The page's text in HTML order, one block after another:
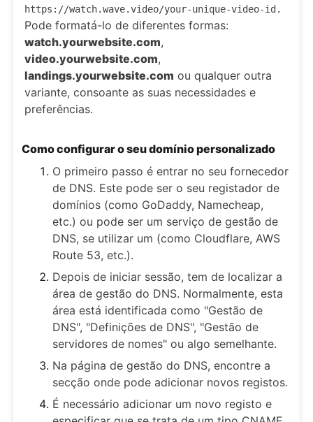
https://watch.wave.video/your-unique-video-id.
Pode formatá-lo de diferentes formas:
watch.yourwebsite.com,
video.yourwebsite.com,
landings.yourwebsite.com ou qualquer outra
variante, consoante as suas necessidades e
preferências.
Como configurar o seu domínio personalizado
O primeiro passo é entrar no seu fornecedor
de DNS. Este pode ser o seu registador de
domínios (como GoDaddy, Namecheap,
etc.) ou pode ser um serviço de gestão de
DNS, se utilizar um (como Cloudflare, AWS
Route 53, etc.).
Depois de iniciar sessão, tem de localizar a
área de gestão do DNS. Normalmente, esta
área está identificada como "Gestão de
DNS", "Definições de DNS", "Gestão de
servidores de nomes" ou algo semelhante.
Na página de gestão do DNS, encontre a
secção onde pode adicionar novos registos.
É necessário adicionar um novo registo e